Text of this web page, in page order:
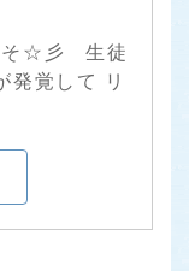
そ☆彡 生徒
発覚して リ